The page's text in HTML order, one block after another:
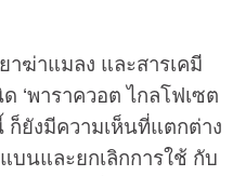
ฆ่าแมลง และสารเคมี
‘พาราควอต ไกลโฟเซต
ก็ยังมีความเห็นที่แตกต่าง
บนและยกเลิกการใช้ กับ